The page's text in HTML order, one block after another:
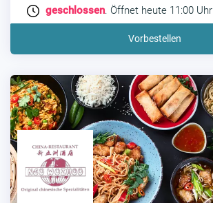
geschlossen. Öffnet heute 11:00 Uhr
Vorbestellen